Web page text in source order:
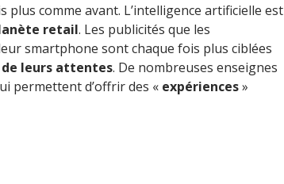
plus comme avant. L’intelligence artificielle est
retail. Les publicités que les
smartphone sont chaque fois plus ciblées
de leurs attentes. De nombreuses enseignes
permettent d’offrir des « expériences»